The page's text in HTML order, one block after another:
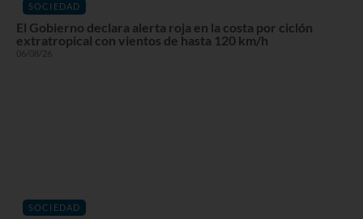
SOCIEDAD
El Gobierno declara alerta roja en la costa por ciclón
extratropical con vientos de hasta 120 km/h
06/08/26
SOCIEDAD